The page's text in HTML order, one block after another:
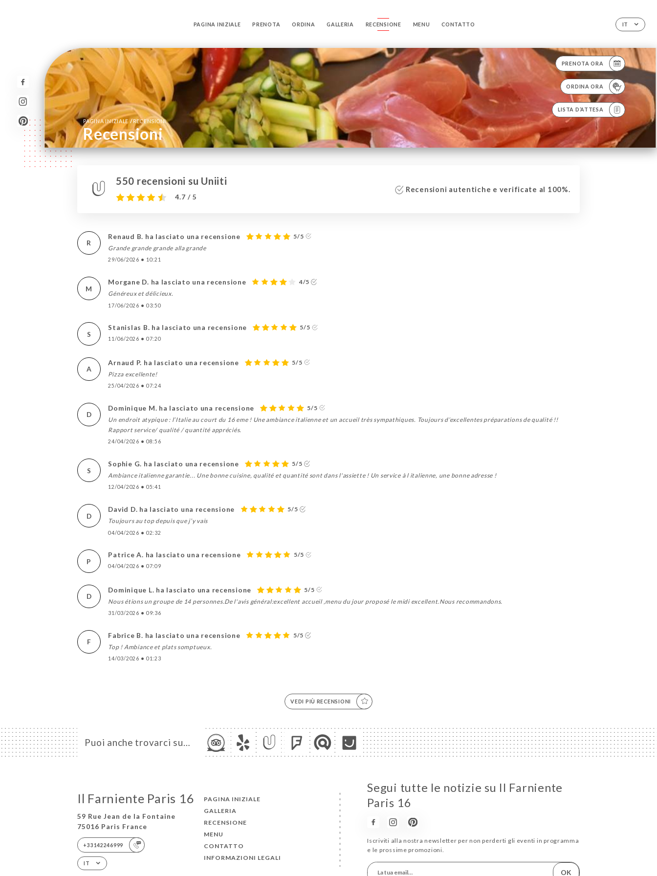
IT
PAGINA INIZIALE PRENOTA ORDINA GALLERIA RECENSIONE MENU CONTATTO
PRENOTA ORA
ORDINA ORA
LISTA D’ATTESA
PAGINA INIZIALE / RECENSIONI
Recensioni
550 recensioni su Uniiti
4.7 / 5
Recensioni autentiche e verificate al 100%.
R
Renaud B. ha lasciato una recensione
5/5
Grande grande grande alla grande
29/06/2026 • 10:21
M
Morgane D. ha lasciato una recensione
4/5
Généreux et délicieux.
17/06/2026 • 03:50
S
Stanislas B. ha lasciato una recensione 5/5
11/06/2026 • 07:20
A
Arnaud P. ha lasciato una recensione
5/5
Pizza excellente!
25/04/2026 • 07:24
D
Dominique M. ha lasciato una recensione
5/5
Un endroit atypique : l’Italie au court du 16 eme ! Une ambiance italienne et un accueil très sympathiques. Toujours d’excellentes préparations de qualité !!
Rapport service/ qualité / quantité appréciés.
24/04/2026 • 08:56
S
Sophie G. ha lasciato una recensione
5/5
Ambiance italienne garantie... Une bonne cuisine, qualité et quantité sont dans l'assiette ! Un service à l italienne, une bonne adresse !
12/04/2026 • 05:41
D
David D. ha lasciato una recensione
5/5
Toujours au top depuis que j’y vais
04/04/2026 • 02:32
P
Patrice A. ha lasciato una recensione 5/5
04/04/2026 • 07:09
D
Dominique L. ha lasciato una recensione
5/5
Nous étions un groupe de 14 personnes.De l'avis général:excellent accueil ,menu du jour proposé le midi excellent.Nous recommandons.
31/03/2026 • 09:36
F
Fabrice B. ha lasciato una recensione
5/5
Top ! Ambiance et plats somptueux.
14/03/2026 • 01:23
VEDI PIÙ RECENSIONI
Puoi anche trovarci su…
Il Farniente Paris 16
59 Rue Jean de la Fontaine
75016 Paris France
+33142246999
IT
PAGINA INIZIALE
GALLERIA
RECENSIONE
MENU
CONTATTO
INFORMAZIONI LEGALI
Segui tutte le notizie su Il Farniente
Paris 16
Iscriviti alla nostra newsletter per non perderti gli eventi in programma
e le prossime promozioni.
OK